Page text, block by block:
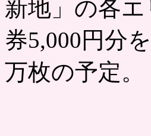
新地」の各
券5,000円分
万枚の予定。